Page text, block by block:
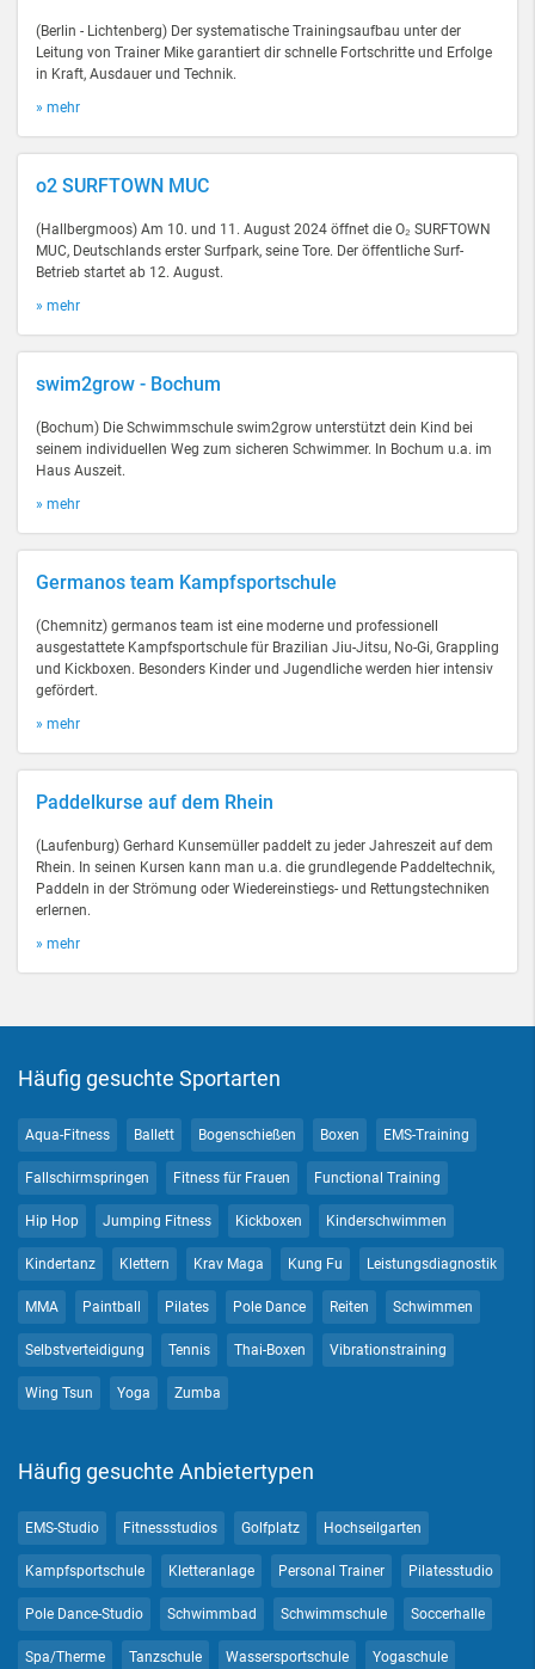
(Berlin - Lichtenberg) Der systematische Trainingsaufbau unter der
Leitung von Trainer Mike garantiert dir schnelle Fortschritte und Erfolge
in Kraft, Ausdauer und Technik.
» mehr
o2 SURFTOWN MUC
(Hallbergmoos) Am 10. und 11. August 2024 öffnet die O₂ SURFTOWN
MUC, Deutschlands erster Surfpark, seine Tore. Der öffentliche Surf-
Betrieb startet ab 12. August.
» mehr
swim2grow - Bochum
(Bochum) Die Schwimmschule swim2grow unterstützt dein Kind bei
seinem individuellen Weg zum sicheren Schwimmer. In Bochum u.a. im
Haus Auszeit.
» mehr
Germanos team Kampfsportschule
(Chemnitz) germanos team ist eine moderne und professionell
ausgestattete Kampfsportschule für Brazilian Jiu-Jitsu, No-Gi, Grappling
und Kickboxen. Besonders Kinder und Jugendliche werden hier intensiv
gefördert.
» mehr
Paddelkurse auf dem Rhein
(Laufenburg) Gerhard Kunsemüller paddelt zu jeder Jahreszeit auf dem
Rhein. In seinen Kursen kann man u.a. die grundlegende Paddeltechnik,
Paddeln in der Strömung oder Wiedereinstiegs- und Rettungstechniken
erlernen.
» mehr
Häufig gesuchte Sportarten
Aqua-Fitness Ballett Bogenschießen Boxen EMS-Training
Fallschirmspringen Fitness für Frauen Functional Training
Hip Hop Jumping Fitness Kickboxen Kinderschwimmen
Kindertanz Klettern Krav Maga Kung Fu Leistungsdiagnostik
MMA Paintball Pilates Pole Dance Reiten Schwimmen
Selbstverteidigung Tennis Thai-Boxen Vibrationstraining
Wing Tsun Yoga Zumba
Häufig gesuchte Anbietertypen
EMS-Studio Fitnessstudios Golfplatz Hochseilgarten
Kampfsportschule Kletteranlage Personal Trainer Pilatesstudio
Pole Dance-Studio Schwimmbad Schwimmschule Soccerhalle
Spa/Therme Tanzschule Wassersportschule Yogaschule